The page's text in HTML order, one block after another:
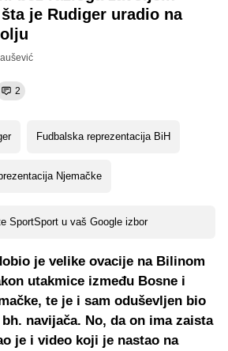
je Rudiger uradio na
2
Fudbalska reprezentacija BiH
Njemačke
SportSport u vaš Google izbor
je velike ovacije na Bilinom
utakmice između Bosne i
te je i sam oduševljen bio
navijača. No, da on ima zaista
je i video koji je nastao na